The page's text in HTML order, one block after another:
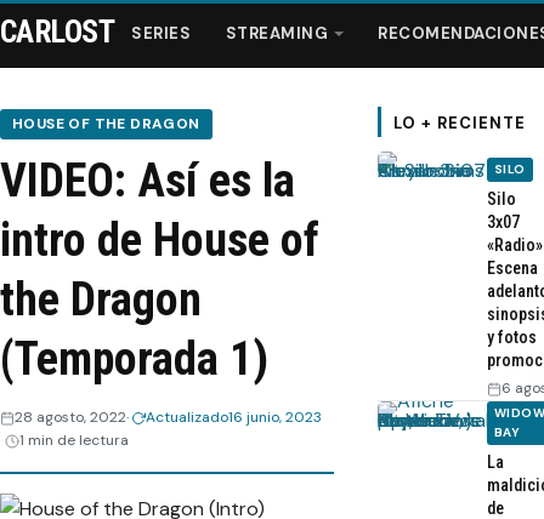
Series
Streaming
Recomendaciones
Webisodios
CARLOST SERIES STREAMING
HOUSE OF THE DRAGON
VIDEO: Así es la
intro de House of
the Dragon
(Temporada 1)
28 agosto, 2022 Actualizado16 junio, 2023
1 min de lectura
LO + RECIENTE
SILO
Silo
3x07
Escena
y fotos
6
BAY
La
de